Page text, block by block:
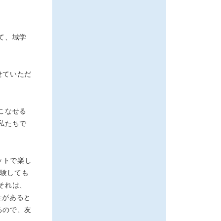
、域学
ていただ
なせる
たちで
で楽し
しても
は、
あると
ので、友